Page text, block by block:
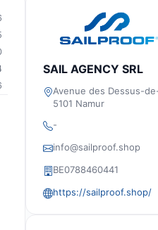
SAIL AGENCY SRL
Avenue des Dessus-
5101 Namur
-
info@sailproof.shop
BE0788460441
https://sailproof.shop/